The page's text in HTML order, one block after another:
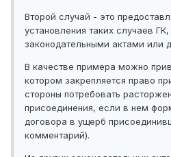
Второй случай - это
установления таких случаев
законодательными актами или
В качестве примера можно
котором закрепляется право
стороны потребовать
присоединения, если в нем
договора в ущерб
комментарий).